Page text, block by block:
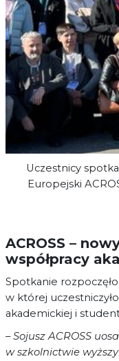
Uczestnicy
Europejski
ACROSS –
współpracy
Spotkanie
w której
akademickiej i
– Sojusz ACROSS
w szkolnictwie